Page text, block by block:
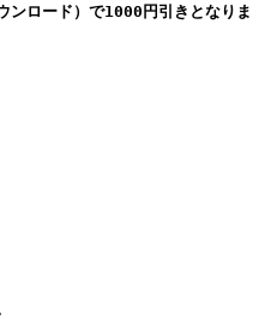
ンロード）で1000円引きとなりま